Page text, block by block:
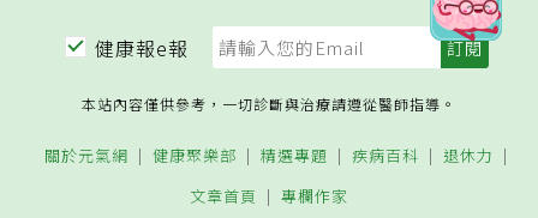
健康報e報
本站內容僅供參考，一切診斷與治療請遵從醫師指導。
關於元氣網 健康聚樂部 精選專題 疾病百科
退休力
文章首頁
專欄作家